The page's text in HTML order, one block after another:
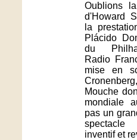
Oublions
d'Howard
la
Plácido
du
Radio
mise en
Mouche
mondiale
pas un
inventif et